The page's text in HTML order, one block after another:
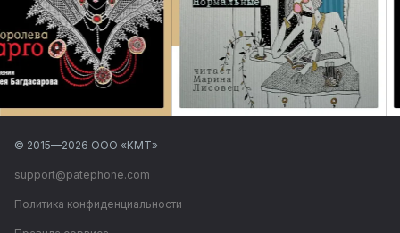
© 2015—2026 ООО «КМТ»
support@patephone.com
Политика конфиденциальности